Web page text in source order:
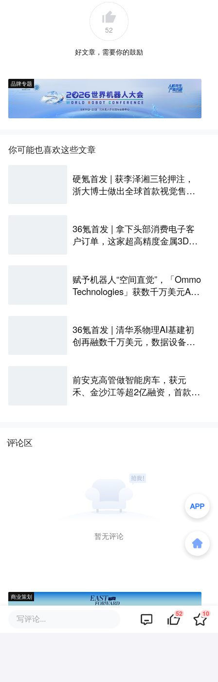
52
好文章，需要你的鼓励
品牌专题
你可能也喜欢这些文章
硬氪首发 | 获李泽湘三轮押注，
浙大博士做出全球首款视觉售后
36氪首发 | 拿下头部消费电子客
户订单，这家超高精度金属3D打
赋予机器人“空间直觉”，「Ommo
Technologies」获数千万美元A轮
36氪首发 | 清华系物理AI基建初
创再融数千万美元，数据设备进
前安克高管做智能房车，获元
禾、金沙江等超2亿融资，首款产
评论区
暂无评论
商业策划
写评论... 52 10